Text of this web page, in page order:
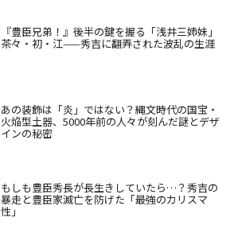
『豊臣兄弟！』後半の鍵を握る「浅井三姉妹」
茶々・初・江——秀吉に翻弄された波乱の生涯
あの装飾は「炎」ではない？縄文時代の国宝・
火焔型土器、5000年前の人々が刻んだ謎とデザ
インの秘密
もしも豊臣秀長が長生きしていたら…？秀吉の
暴走と豊臣家滅亡を防げた「最強のカリスマ
性」